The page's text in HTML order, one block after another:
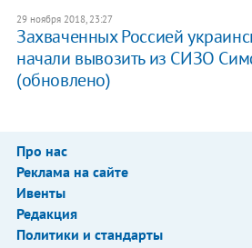
29 ноября 2018, 23:27
Захваченных Россией
начали вывозить из СИЗО
(обновлено)
Про нас
Реклама на сайте
Ивенты
Редакция
Политики и стандарты